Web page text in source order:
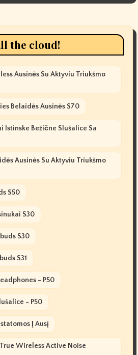
the cloud!
Ausinės Su Aktyviu Triukšmo
Belaidės Ausinės S70
Istinske Bežične Slušalice Sa
Ausinės Su Aktyviu Triukšmo
S50
S30
S30
S31
- P50
- P50
Į Ausį
Wireless Active Noise